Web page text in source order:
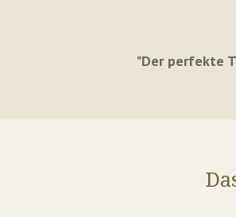
"Der perfekte